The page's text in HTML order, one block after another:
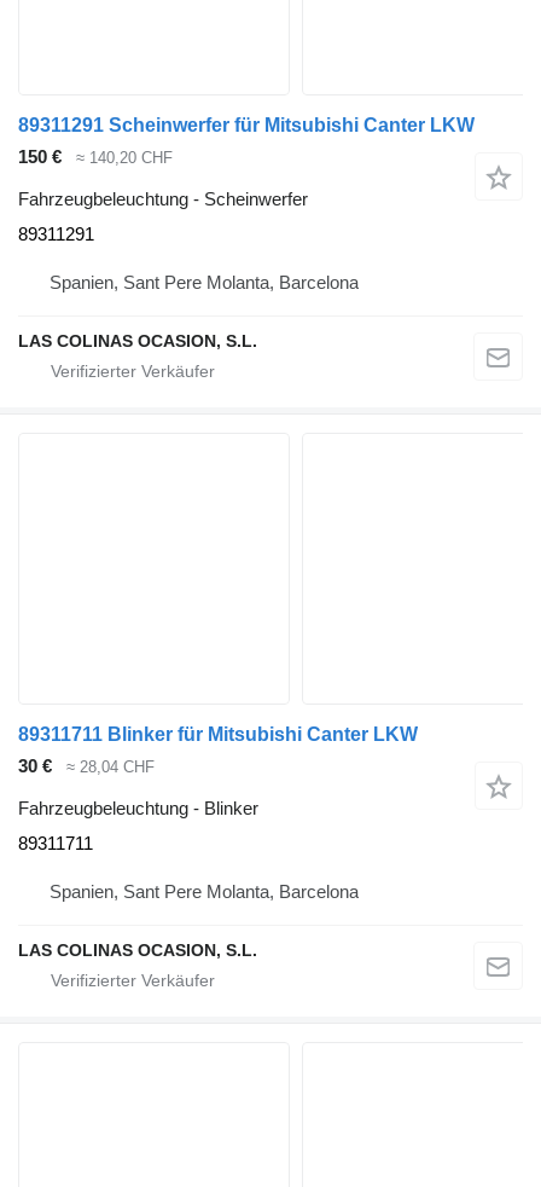
89311291 Scheinwerfer für Mitsubishi Canter LKW
150 €
≈ 140,20 CHF
Fahrzeugbeleuchtung - Scheinwerfer
89311291
Spanien, Sant Pere Molanta, Barcelona
LAS COLINAS OCASION, S.L.
89311711 Blinker für Mitsubishi Canter LKW
30 €
≈ 28,04 CHF
Fahrzeugbeleuchtung - Blinker
89311711
Spanien, Sant Pere Molanta, Barcelona
LAS COLINAS OCASION, S.L.